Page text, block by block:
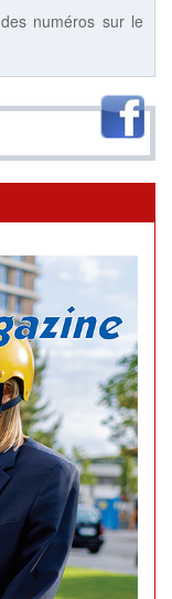
numéros sur le